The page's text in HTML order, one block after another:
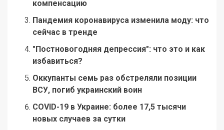
компенсацию
Пандемия коронавируса изменила моду: что
сейчас в тренде
"Постновогодняя депрессия": что это и как
избавиться?
Оккупанты семь раз обстреляли позиции
ВСУ, погиб украинский воин
COVID-19 в Украине: более 17,5 тысячи
новых случаев за сутки